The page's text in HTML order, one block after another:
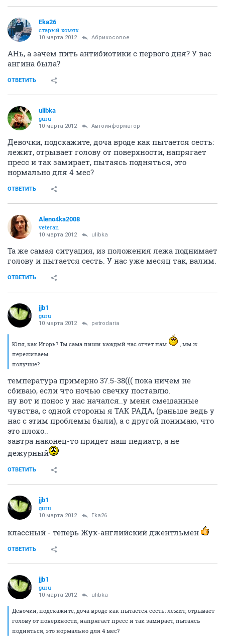
Eka26
старый хомяк
10 марта 2012 Абрикосовое
АНь, а зачем пить антибиотики с первого дня? У вас
ангина была?
ОТВЕТИТЬ
ulibka
guru
10 марта 2012 Автоинформатор
Девочки, подскажите, доча вроде как пытается сесть:
лежит, отрывает голову от поверхности, напрягает
пресс и так замирает, пытаясь подняться, это
нормально для 4 мес?
ОТВЕТИТЬ
Aleno4ka2008
veteran
10 марта 2012 ulibka
Та же самая ситуация, из положения лежа поднимает
голову и пытается сесть. У нас уже месяц так, валим.
ОТВЕТИТЬ
jjb1
guru
10 марта 2012 petrodaria
Юля, как Игорь? Ты сама пиши каждый час отчет нам
, мы ж
переживаем.
получше?
температура примерно 37.5-38((( пока ничем не
сбиваю, если что ночью свечку поставлю.
ну вот и понос у нас начался..у меня смешанные
чувства, с одной стороны я ТАК РАДА, (раньше ведь у
нас с этим проблемы были), а с другой понимаю, что
это плохо..
завтра наконец-то придет наш педиатр, а не
дежурный
ОТВЕТИТЬ
jjb1
guru
10 марта 2012 Eka26
классный - теперь Жук-английский джентльмен
ОТВЕТИТЬ
jjb1
guru
10 марта 2012 ulibka
Девочки, подскажите, доча вроде как пытается сесть: лежит, отрывает
голову от поверхности, напрягает пресс и так замирает, пытаясь
подняться, это нормально для 4 мес?